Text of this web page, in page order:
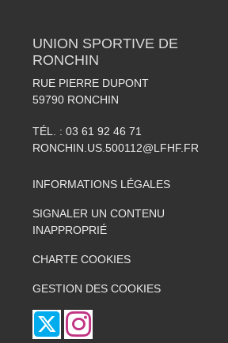
UNION SPORTIVE DE
RONCHIN
RUE PIERRE DUPONT
59790 RONCHIN
TÉL. : 03 61 92 46 71
RONCHIN.US.500112@LFHF.FR
INFORMATIONS LÉGALES
SIGNALER UN CONTENU
INAPPROPRIÉ
CHARTE COOKIES
GESTION DES COOKIES